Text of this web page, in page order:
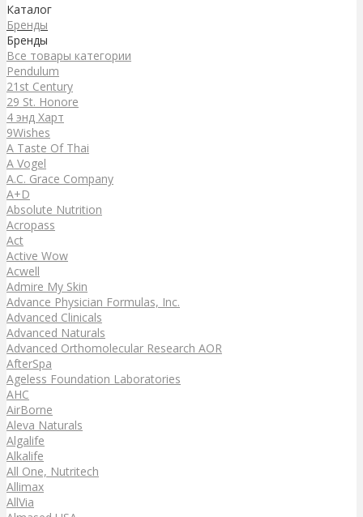
Каталог
Бренды
Бренды
Все товары категории
Pendulum
21st Century
29 St. Honore
4 энд Харт
9Wishes
A Taste Of Thai
A Vogel
A.C. Grace Company
A+D
Absolute Nutrition
Acropass
Act
Active Wow
Acwell
Admire My Skin
Advance Physician Formulas, Inc.
Advanced Clinicals
Advanced Naturals
Advanced Orthomolecular Research AOR
AfterSpa
Ageless Foundation Laboratories
AHC
AirBorne
Aleva Naturals
Algalife
Alkalife
All One, Nutritech
Allimax
AllVia